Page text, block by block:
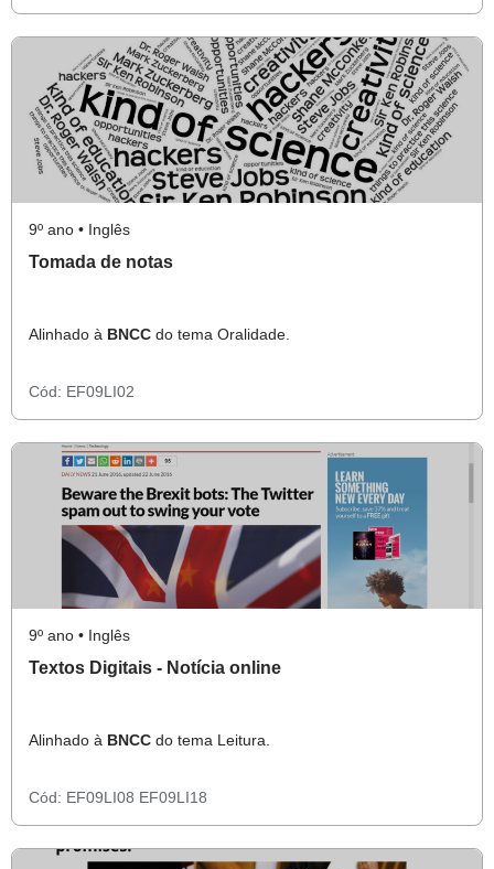
9º ano • Inglês
Tomada de notas
Alinhado à BNCC do tema Oralidade.
Cód: EF09LI02
9º ano • Inglês
Textos Digitais - Notícia online
Alinhado à BNCC do tema Leitura.
Cód: EF09LI08 EF09LI18